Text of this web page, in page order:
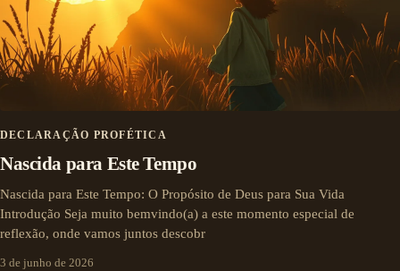
DECLARAÇÃO PROFÉTICA
Nascida para Este Tempo
Nascida para Este Tempo: O Propósito de Deus para Sua Vida
Introdução Seja muito bemvindo(a) a este momento especial de
reflexão, onde vamos juntos descobr
3 de junho de 2026